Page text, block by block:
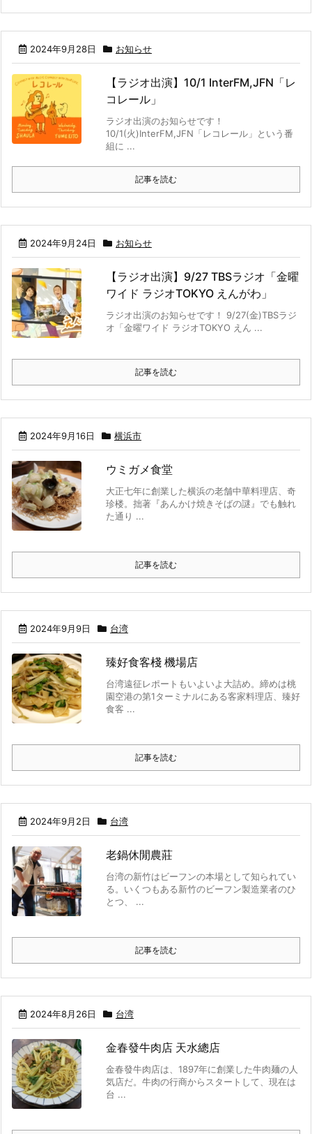
2024年9月28日 お知らせ
【ラジオ出演】10/1 InterFM,JFN「レ
コレール」
ラジオ出演のお知らせです！
10/1(火)InterFM,JFN「レコレール」という番
組に ...
記事を読む
2024年9月24日 お知らせ
【ラジオ出演】9/27 TBSラジオ「金曜
ワイド ラジオTOKYO えんがわ」
ラジオ出演のお知らせです！ 9/27(金)TBSラジ
オ「金曜ワイド ラジオTOKYO えん ...
記事を読む
2024年9月16日 横浜市
ウミガメ食堂
大正七年に創業した横浜の老舗中華料理店、奇
珍楼。拙著『あんかけ焼きそばの謎』でも触れ
た通り ...
記事を読む
2024年9月9日 台湾
臻好食客棧 機場店
台湾遠征レポートもいよいよ大詰め。締めは桃
園空港の第1ターミナルにある客家料理店、臻好
食客 ...
記事を読む
2024年9月2日 台湾
老鍋休閒農莊
台湾の新竹はビーフンの本場として知られてい
る。いくつもある新竹のビーフン製造業者のひ
とつ、 ...
記事を読む
2024年8月26日 台湾
金春發牛肉店 天水總店
金春發牛肉店は、1897年に創業した牛肉麺の人
気店だ。牛肉の行商からスタートして、現在は
台 ...